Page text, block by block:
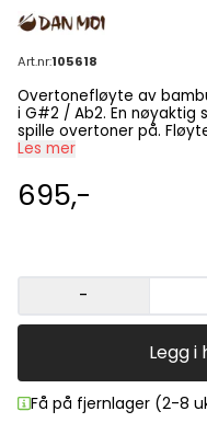
Art.nr:105618
Overtonefløyte av bambus OFB-1GIS2.
i G#2 / Ab2. En nøyaktig stemt bambusfløyte som er lett å
spille overtoner på. Fløyten har en varm og fin tone.
Tilgjengelig i mange forskjellige
Opprinnelsesland: Vietnam Lengde 80 cm. Lydeksempel:
her
Les mer
695,-
-
Legg i
Få på fjernlager (2-8